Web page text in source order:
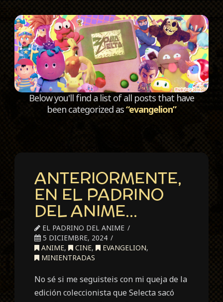
Below you'll find a list of all posts that have
been categorized as“evangelion”
ANTERIORMENTE,
EN EL PADRINO
DEL ANIME…
EL PADRINO DEL ANIME
5 DICIEMBRE, 2024
ANIME, CINE, EVANGELION,
MINIENTRADAS
No sé si me seguisteis con mi queja de la
edición coleccionista que Selecta sacó